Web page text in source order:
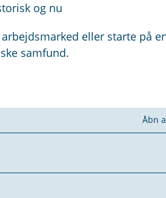
og nu
eller starte på
samfund.
Åbn